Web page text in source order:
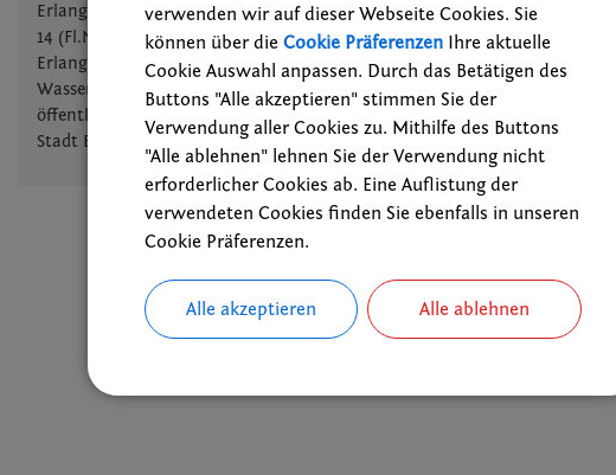
Erlangen, aus dem neuen Brunnen SF
14 (Fl.Nr. 2975/0, Gemarkung
Erlangen) in der Südfassung des
Wasserschutzgebietes West für die
öffentliche Wasserversorgung der
Stadt Erlangen
verwenden wir auf dieser Webseite Cookies. Sie
können über die Cookie PräferenzenIhre aktuelle
Cookie Auswahl anpassen. Durch das Betätigen des
Buttons "Alle akzeptieren" stimmen Sie der
Verwendung aller Cookies zu. Mithilfe des Buttons
"Alle ablehnen" lehnen Sie der Verwendung nicht
erforderlicher Cookies ab. Eine Auflistung der
verwendeten Cookies finden Sie ebenfalls in unseren
Cookie Präferenzen.
Alle akzeptieren Alle ablehnen